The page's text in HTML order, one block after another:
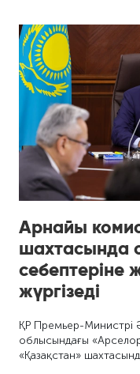
Арнайы
шахтасында
себептеріне
жүргізеді
ҚР Премьер-Министрі
облысындағы
«Қазақстан»